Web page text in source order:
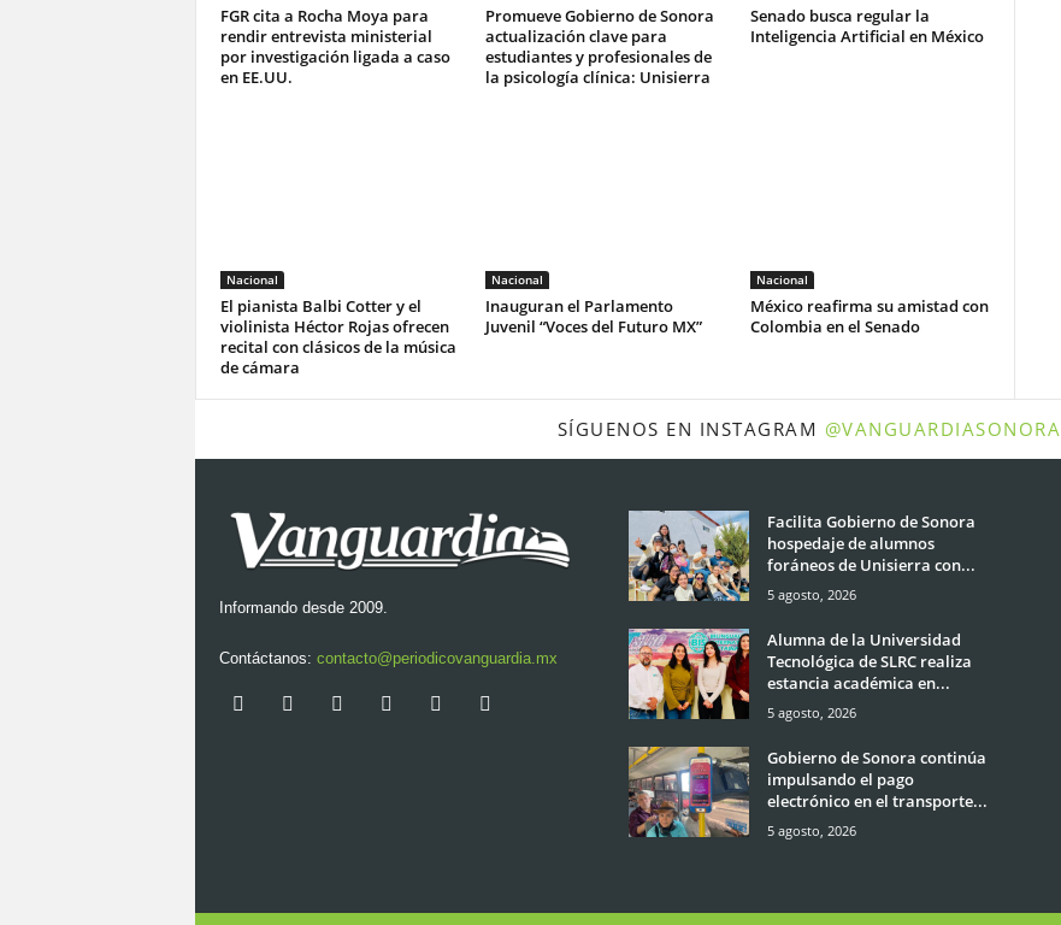
FGR cita a Rocha Moya para
rendir entrevista ministerial
por investigación ligada a caso
en EE.UU.
Promueve Gobierno de Sonora
actualización clave para
estudiantes y profesionales de
la psicología clínica: Unisierra
Senado busca regular la
Inteligencia Artificial en México
Nacional
El pianista Balbi Cotter y el
violinista Héctor Rojas ofrecen
recital con clásicos de la música
de cámara
Nacional
Inauguran el Parlamento
Juvenil “Voces del Futuro MX”
Nacional
México reafirma su amistad con
Colombia en el Senado
SÍGUENOS EN INSTAGRAM @VANGUARDIASONORA
Informando desde 2009.
Contáctanos: contacto@periodicovanguardia.mx
Facilita Gobierno de Sonora
hospedaje de alumnos
foráneos de Unisierra con...
5 agosto, 2026
Alumna de la Universidad
Tecnológica de SLRC realiza
estancia académica en...
5 agosto, 2026
Gobierno de Sonora continúa
impulsando el pago
electrónico en el transporte...
5 agosto, 2026